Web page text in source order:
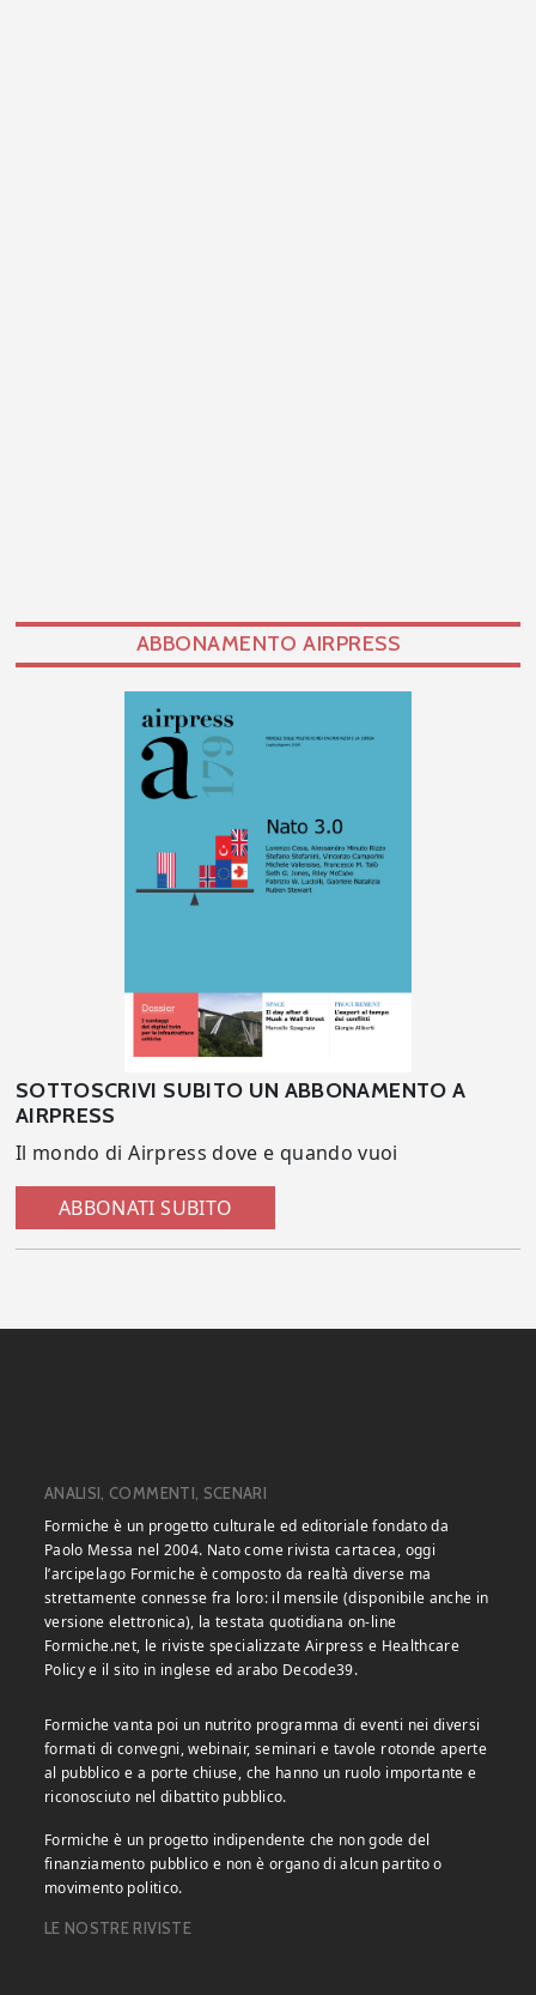
ABBONAMENTO AIRPRESS
SOTTOSCRIVI SUBITO UN ABBONAMENTO A
AIRPRESS
Il mondo di Airpress dove e quando vuoi
ABBONATI SUBITO
ANALISI, COMMENTI, SCENARI
Formiche è un progetto culturale ed editoriale fondato da
Paolo Messa nel 2004. Nato come rivista cartacea, oggi
l’arcipelago Formiche è composto da realtà diverse ma
strettamente connesse fra loro: il mensile (disponibile anche in
versione elettronica), la testata quotidiana on-line
Formiche.net, le riviste specializzate Airpress e Healthcare
Policy e il sito in inglese ed arabo Decode39.
Formiche vanta poi un nutrito programma di eventi nei diversi
formati di convegni, webinair, seminari e tavole rotonde aperte
al pubblico e a porte chiuse, che hanno un ruolo importante e
riconosciuto nel dibattito pubblico.
Formiche è un progetto indipendente che non gode del
finanziamento pubblico e non è organo di alcun partito o
movimento politico.
LE NOSTRE RIVISTE